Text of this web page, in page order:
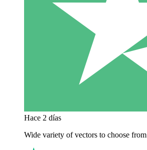
Hace 2 días
Wide variety of vectors to choose from